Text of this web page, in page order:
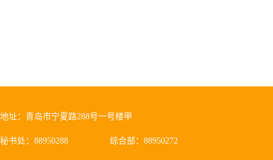
地址：青岛市宁夏路288号一号楼甲
秘书处：88950288 综合部：88950272